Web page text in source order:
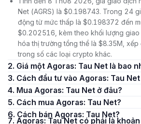
Net (AGRS) là $0.198743. Trong 24
động từ mức thấp là $0.198372 đến
$0.202516, kèm theo khối lượng giao
hóa thị trường tổng thể là $8.35M,
trong số các loại crypto khác.
2. Giá một Agoras: Tau Net là bao
3. Cách đầu tư vào Agoras: Tau
4. Mua Agoras: Tau Net ở đâu?
5. Cách mua Agoras: Tau Net?
6. Cách bán Agoras: Tau Net?
7. Agoras: Tau Net có phải là khoản đầu tư tốt